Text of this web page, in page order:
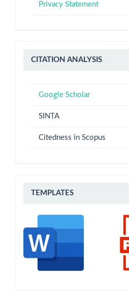
Privacy Statement
Citation
CITATION ANALYSIS
Google Scholar
SINTA
Citedness in Scopus
Templates
TEMPLATES